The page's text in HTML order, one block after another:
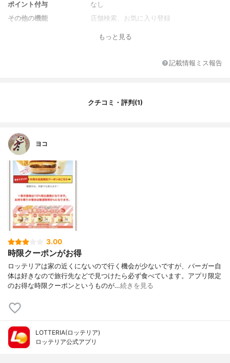
ポイント付与
なし
その他の機能
店舗検索、お気に入り登録
もっと見る
記載情報ミス報告
クチコミ・評判(1)
ヨコ
3.00
時限クーポンがお得
ロッテリアは家の近くにないので行く機会が少ないですが、バーガー自
体は好きなので旅行先などで見つけたら必ず食べています。アプリ限定
のお得な時限クーポンというものが…続きを見る
LOTTERIA(ロッテリア)
ロッテリア公式アプリ